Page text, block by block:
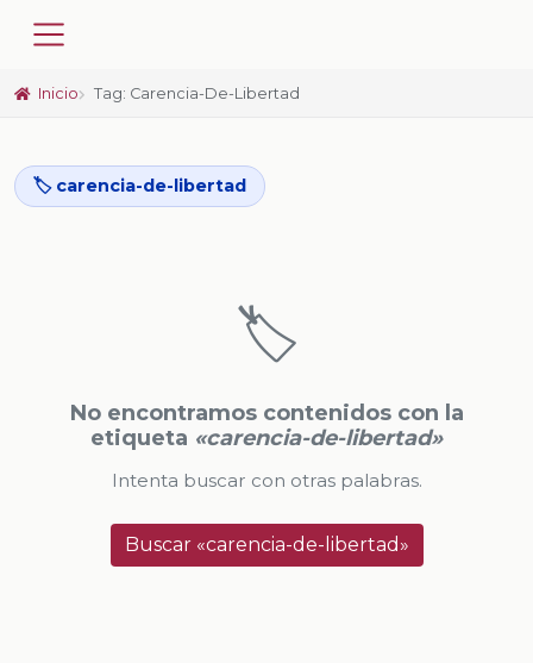
Inicio Tag: Carencia-De-Libertad
🏷️ carencia-de-libertad
🏷️
No encontramos contenidos con la
etiqueta «carencia-de-libertad»
Intenta buscar con otras palabras.
Buscar «carencia-de-libertad»